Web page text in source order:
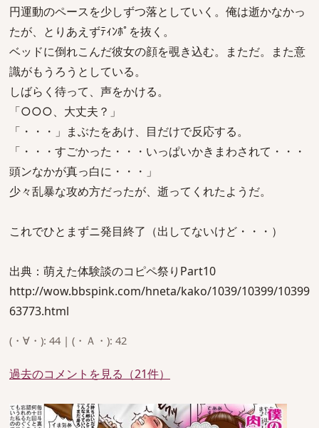
円運動のペースを少しずつ落としていく。俺は逝かなかっ
たが、とりあえずﾃｨﾝﾎﾟを抜く。
ベッドに倒れこんだ彼女の顔を覗き込む。まただ。また意
識がもうろうとしている。
しばらく待って、声をかける。
「○○○、大丈夫？」
「・・・」まぶたをあけ、目だけで反応する。
「・・・すごかった・・・いっぱいかきまわされて・・・
頭ンなかが真っ白に・・・」
少々乱暴な攻め方だったが、逝ってくれたようだ。
これでひとまずニ発目終了（出してないけど・・・）
出典：萌えた体験談のコピペ祭りPart10
http://wow.bbspink.com/hneta/kako/1039/10399/10399
63773.html
(・∀・): 44 | (・Ａ・): 42
過去のコメントを見る（21件）